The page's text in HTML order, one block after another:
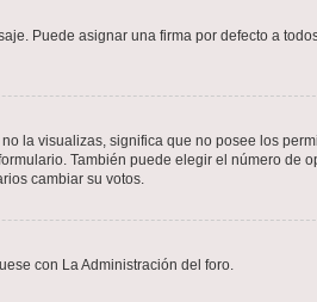
Puede asignar una firma por defecto a
la visualizas, significa que no posee los
También puede elegir el número de
cambiar su votos.
con La Administración del foro.